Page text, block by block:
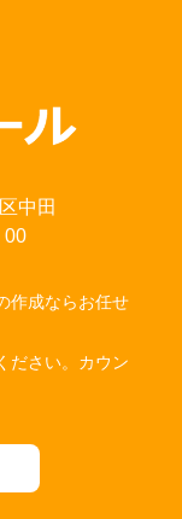
中田
00
作成ならお任せ
ださい。カウン